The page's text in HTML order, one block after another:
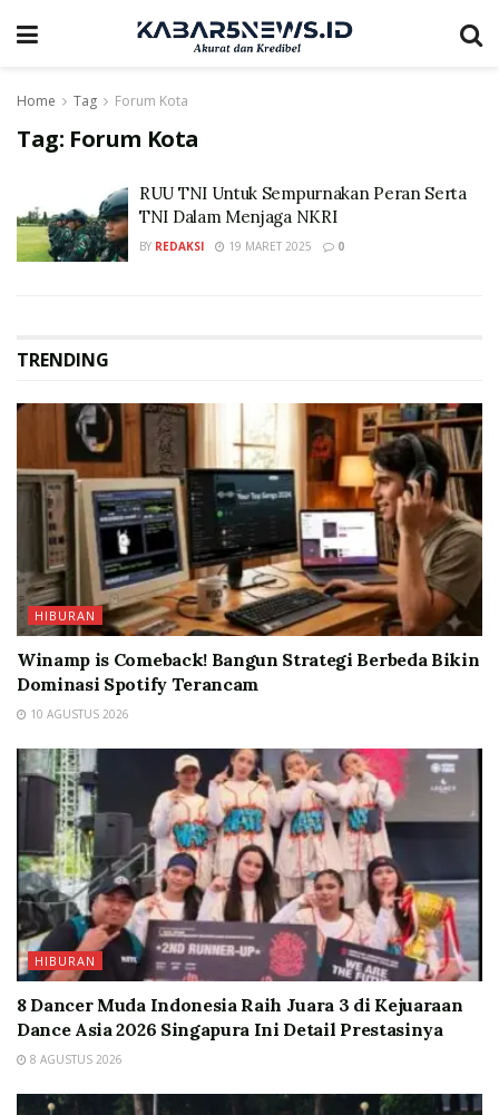
Home Tag Forum Kota
Tag: Forum Kota
RUU TNI Untuk Sempurnakan Peran Serta
TNI Dalam Menjaga NKRI
BY REDAKSI 19 MARET 2025 0
TRENDING
HIBURAN
Winamp is Comeback! Bangun Strategi Berbeda Bikin
Dominasi Spotify Terancam
10 AGUSTUS 2026
HIBURAN
8 Dancer Muda Indonesia Raih Juara 3 di Kejuaraan
Dance Asia 2026 Singapura Ini Detail Prestasinya
8 AGUSTUS 2026